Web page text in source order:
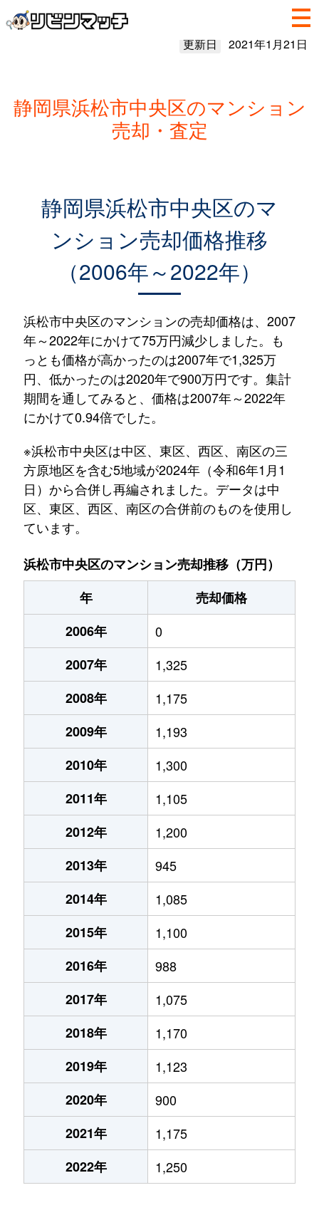
更新日 2021年1月21日
静岡県浜松市中央区のマンション
売却・査定
静岡県浜松市中央区のマ
ンション売却価格推移
（2006年～2022年）
浜松市中央区のマンションの売却価格は、2007
年～2022年にかけて75万円減少しました。も
っとも価格が高かったのは2007年で1,325万
円、低かったのは2020年で900万円です。集計
期間を通してみると、価格は2007年～2022年
にかけて0.94倍でした。
※浜松市中央区は中区、東区、西区、南区の三
方原地区を含む5地域が2024年（令和6年1月1
日）から合併し再編されました。データは中
区、東区、西区、南区の合併前のものを使用し
ています。
浜松市中央区のマンション売却推移（万円）
年
売却価格
2006年
0
2007年
1,325
2008年
1,175
2009年
1,193
2010年
1,300
2011年
1,105
2012年
1,200
2013年
945
2014年
1,085
2015年
1,100
2016年
988
2017年
1,075
2018年
1,170
2019年
1,123
2020年
900
2021年
1,175
2022年
1,250